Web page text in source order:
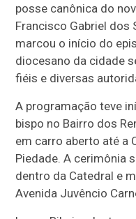
posse canônica do
Francisco Gabriel dos
marcou o início do
diocesano da cidade
fiéis e diversas
A programação teve
bispo no Bairro dos
em carro aberto até a
Piedade. A cerimônia
dentro da Catedral e
Avenida Juvêncio